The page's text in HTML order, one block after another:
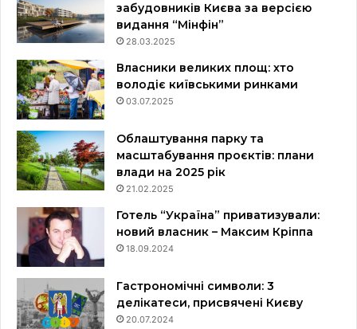
забудовників Києва за версією
видання “Мінфін”
28.03.2025
Власники великих площ: хто
володіє київськими ринками
03.07.2025
Облаштування парку та
масштабування проєктів: плани
влади на 2025 рік
21.02.2025
Готель “Україна” приватизували:
новий власник – Максим Кріппа
18.09.2024
Гастрономічні символи: 3
делікатеси, присвячені Києву
20.07.2024